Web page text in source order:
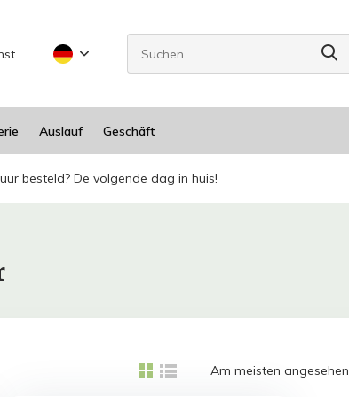
Auslauf Geschäft
besteld? De volgende dag in huis!
Am meisten angesehen